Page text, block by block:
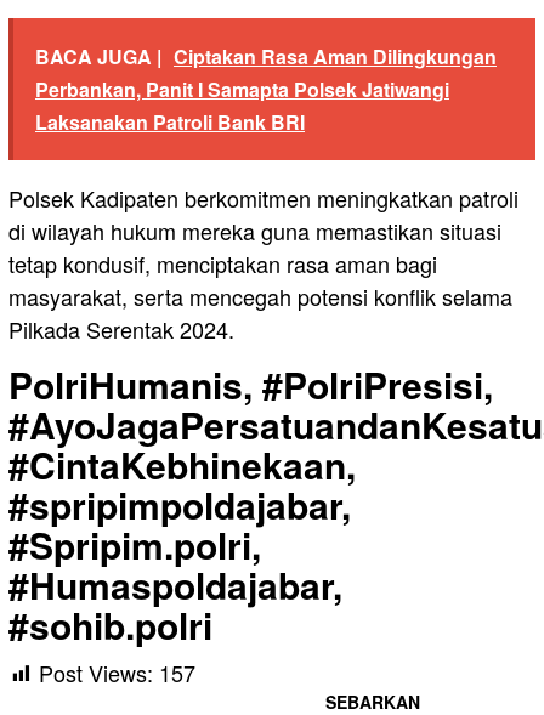
BACA JUGA | Ciptakan Rasa Aman Dilingkungan
Perbankan, Panit I Samapta Polsek Jatiwangi
Laksanakan Patroli Bank BRI
Polsek Kadipaten berkomitmen meningkatkan patroli
di wilayah hukum mereka guna memastikan situasi
tetap kondusif, menciptakan rasa aman bagi
masyarakat, serta mencegah potensi konflik selama
Pilkada Serentak 2024.
PolriHumanis, #PolriPresisi,
#CintaKebhinekaan,
#spripimpoldajabar,
#Spripim.polri,
#Humaspoldajabar,
#sohib.polri
Post Views: 157
SEBARKAN